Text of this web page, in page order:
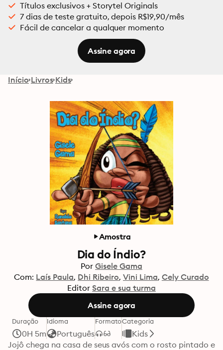
Títulos exclusivos + Storytel Originals
7 dias de teste gratuito, depois R$19,90/mês
Fácil de cancelar a qualquer momento
Assine agora
Início Livros Kids
Amostra
Dia do Índio?
Por Gisele Gama
Com: Laís Paula Dhi Ribeiro Vini Lima Cely Curado
Editor Sara e sua turma
Assine agora
Duração
0H 5m
Idioma
Português
FormatoCategoria
Kids
Jojô chega na casa de seus avós com o rosto pintado e